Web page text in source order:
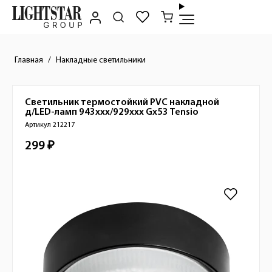
Главная Накладные светильники
Краткое описание товара
Светильник термостойкий PVC накладной
д/LED-ламп 943ххх/929ххх Gx53 Tensio
Артикул 212217
Стоимость товара
299 ₽